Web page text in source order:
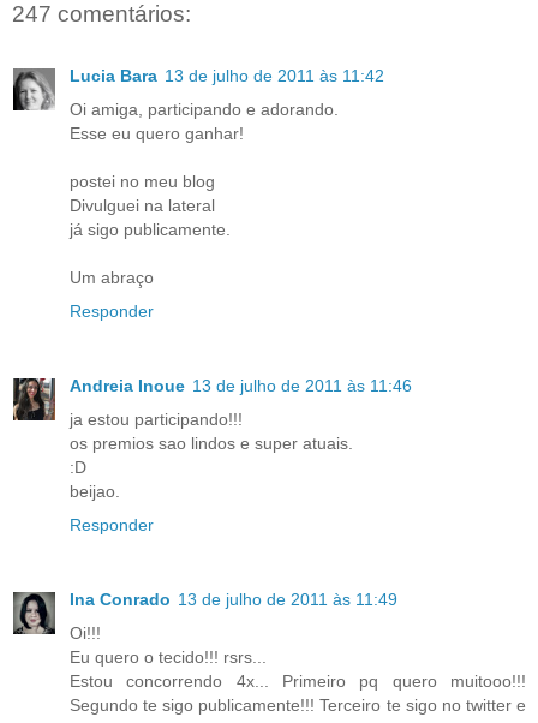
247 comentários:
Lucia Bara 13 de julho de 2011 às 11:42
Oi amiga, participando e adorando.
Esse eu quero ganhar!
postei no meu blog
Divulguei na lateral
já sigo publicamente.
Um abraço
Responder
Andreia Inoue 13 de julho de 2011 às 11:46
ja estou participando!!!
os premios sao lindos e super atuais.
:D
beijao.
Responder
Ina Conrado 13 de julho de 2011 às 11:49
Oi!!!
Eu quero o tecido!!! rsrs...
Estou concorrendo 4x... Primeiro pq quero muitooo!!!
Segundo te sigo publicamente!!! Terceiro te sigo no twitter e